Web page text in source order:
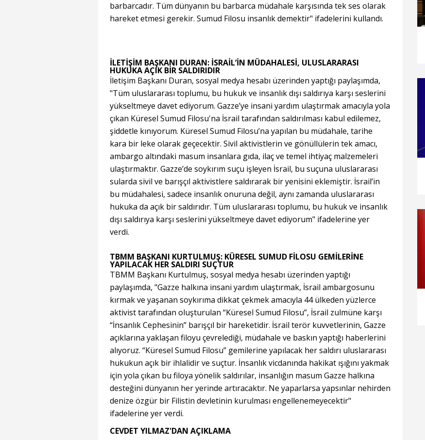
barbarcadır. Tüm dünyanın bu barbarca müdahale karşısında tek ses olarak
hareket etmesi gerekir. Sumud Filosu insanlık demektir" ifadelerini kullandı.
İLETİŞİM BAŞKANI DURAN: İSRAİL’İN MÜDAHALESİ, ULUSLARARASI
HUKUKA AÇIK BİR SALDIRIDIR
İletişim Başkanı Duran, sosyal medya hesabı üzerinden yaptığı paylaşımda,
"Tüm uluslararası toplumu, bu hukuk ve insanlık dışı saldırıya karşı seslerini
yükseltmeye davet ediyorum. Gazze’ye insani yardım ulaştırmak amacıyla yola
çıkan Küresel Sumud Filosu'na İsrail tarafından saldırılması kabul edilemez,
şiddetle kınıyorum. Küresel Sumud Filosu’na yapılan bu müdahale, tarihe
kara bir leke olarak geçecektir. Sivil aktivistlerin ve gönüllülerin tek amacı,
ambargo altındaki masum insanlara gıda, ilaç ve temel ihtiyaç malzemeleri
ulaştırmaktır. Gazze’de soykırım suçu işleyen İsrail, bu suçuna uluslararası
sularda sivil ve barışçıl aktivistlere saldırarak bir yenisini eklemiştir. İsrail’in
bu müdahalesi, sadece insanlık onuruna değil, aynı zamanda uluslararası
hukuka da açık bir saldırıdır. Tüm uluslararası toplumu, bu hukuk ve insanlık
dışı saldırıya karşı seslerini yükseltmeye davet ediyorum" ifadelerine yer
verdi.
TBMM BAŞKANI KURTULMUŞ: KÜRESEL SUMUD FİLOSU GEMİLERİNE
YAPILACAK HER SALDIRI SUÇTUR
TBMM Başkanı Kurtulmuş, sosyal medya hesabı üzerinden yaptığı
paylaşımda, "Gazze halkına insani yardım ulaştırmak, İsrail ambargosunu
kırmak ve yaşanan soykırıma dikkat çekmek amacıyla 44 ülkeden yüzlerce
aktivist tarafından oluşturulan “Küresel Sumud Filosu”, İsrail zulmüne karşı
“İnsanlık Cephesinin” barışçıl bir hareketidir. İsrail terör kuvvetlerinin, Gazze
açıklarına yaklaşan filoyu çevrelediği, müdahale ve baskın yaptığı haberlerini
alıyoruz. “Küresel Sumud Filosu” gemilerine yapılacak her saldırı uluslararası
hukukun açık bir ihlalidir ve suçtur. İnsanlık vicdanında hakikat ışığını yakmak
için yola çıkan bu filoya yönelik saldırılar, insanlığın masum Gazze halkına
desteğini dünyanın her yerinde artıracaktır. Ne yaparlarsa yapsınlar nehirden
denize özgür bir Filistin devletinin kurulması engellenemeyecektir"
ifadelerine yer verdi.
CEVDET YILMAZ'DAN AÇIKLAMA